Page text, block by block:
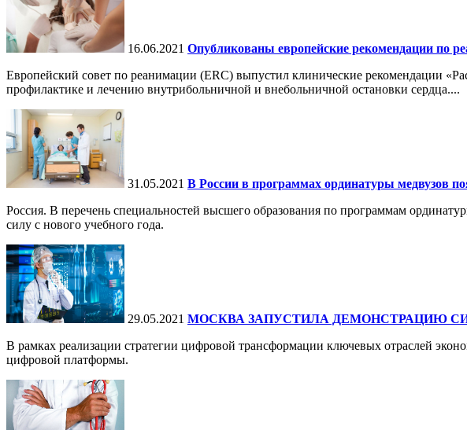
16.06.2021 Опубликованы европейские рекомендации по
Европейский совет по реанимации (ERC) выпустил клинические рекомендации
профилактике и лечению внутрибольничной и внебольничной остановки сердца....
31.05.2021 В России в программах ординатуры медвузов
Россия. В перечень специальностей высшего образования по программам
силу с нового учебного года.
29.05.2021 МОСКВА ЗАПУСТИЛА ДЕМОНСТРАЦИЮ
В рамках реализации стратегии цифровой трансформации ключевых отраслей
цифровой платформы.